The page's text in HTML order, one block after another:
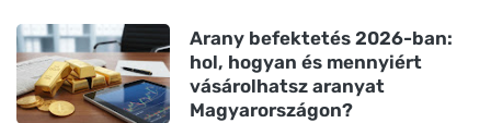
Arany befektetés 2026-ban:
hol, hogyan és mennyiért
vásárolhatsz aranyat
Magyarországon?